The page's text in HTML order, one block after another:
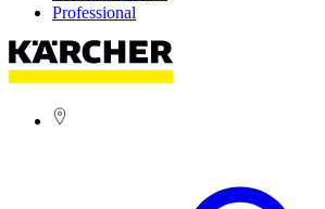
Professional